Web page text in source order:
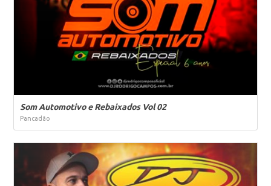
Som Automotivo e Rebaixados Vol 02
Pancadão